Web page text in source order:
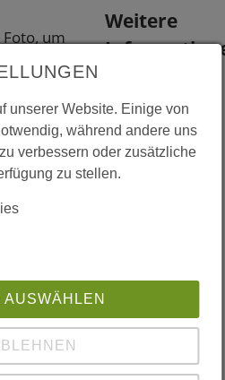
um
zu
Weitere
"Amenagement
Hotelier du lac
d'Halco", in:
P. 18-20
unserer Website. Einige von
während andere uns
verbessern oder zusätzliche
zu stellen.